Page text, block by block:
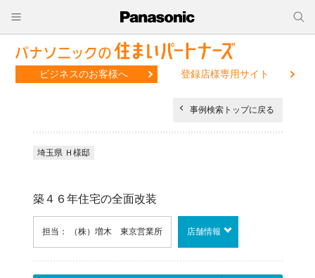
ビジネスのお客様へ 登録店様専用サイト
事例検索トップに戻る
埼玉県 Ｈ様邸
築４６年住宅の全面改装
担当： （株）増木 東京営業所 店舗情報